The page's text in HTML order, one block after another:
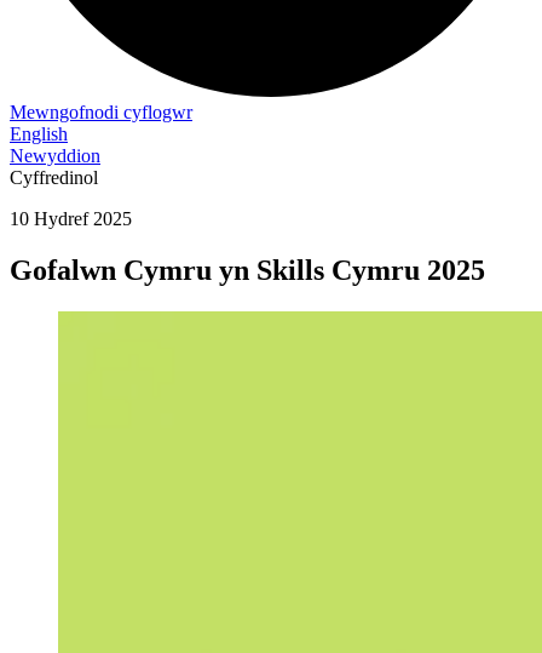
Mewngofnodi cyflogwr
English
Newyddion
Cyffredinol
10 Hydref 2025
Gofalwn Cymru yn Skills Cymru 2025